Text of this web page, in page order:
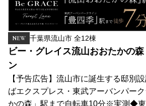
NEW 千葉県流山市 全12棟
ビー・グレイス流山おおたかの
ン
【予告広告】流山市に誕生する邸別
ばエクスプレス・東武アーバンパー
かの森」駅まで自転車10分※実測◆